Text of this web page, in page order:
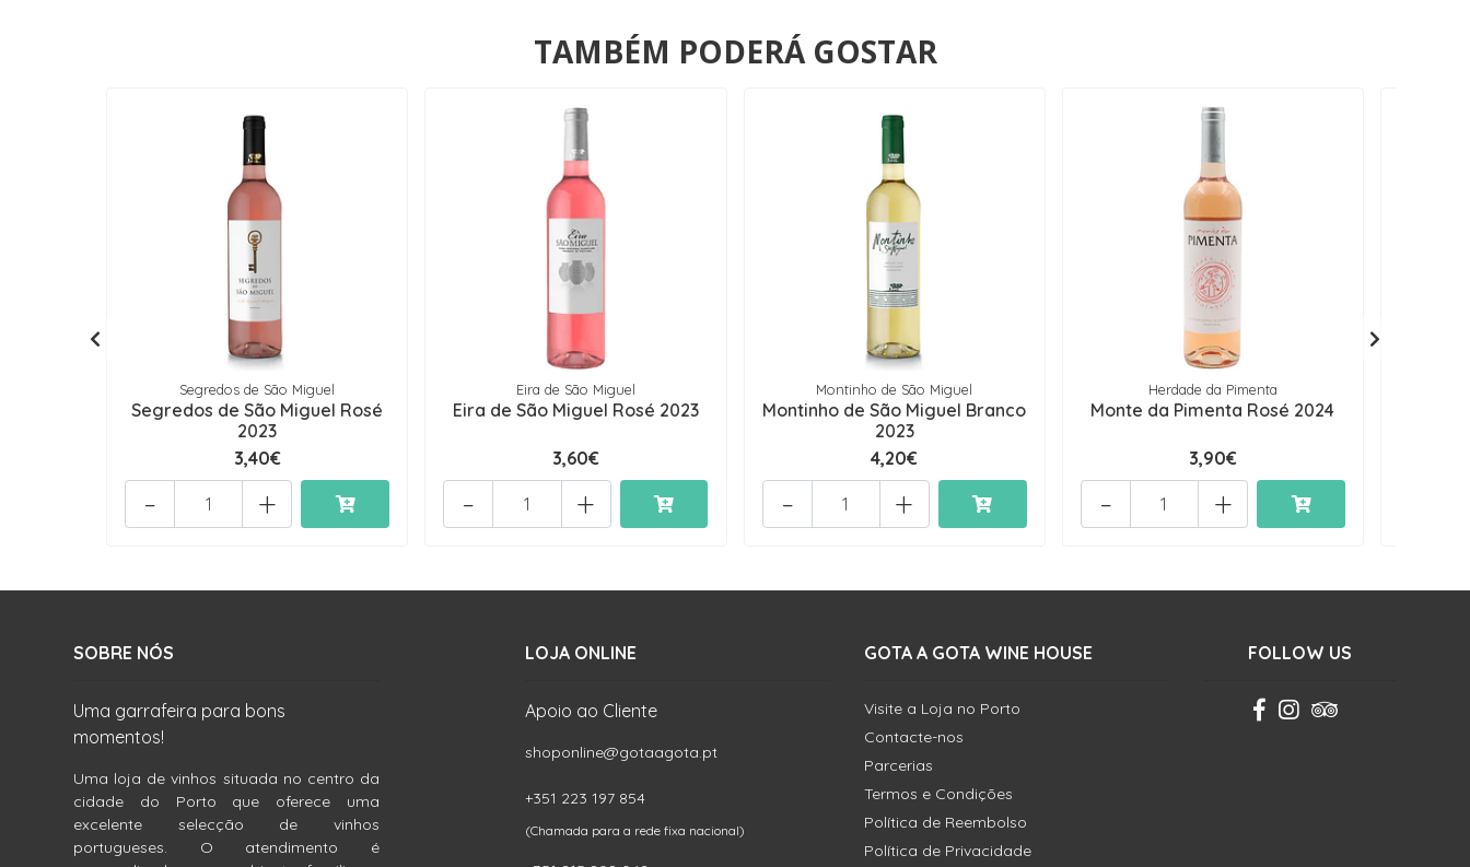
TAMBÉM PODERÁ GOSTAR
Segredos de São Miguel
Segredos de São Miguel Rosé
2023
3,40€
+
-
Eira de São Miguel
Eira de São Miguel Rosé 2023
3,60€
+
-
Montinho de São Miguel
Montinho de São Miguel Branco
2023
4,20€
+
-
Herdade da Pimenta
Monte da Pimenta Rosé 2024
3,90€
+
-
SOBRE NÓS
Uma garrafeira para bons
momentos!
Uma loja de vinhos situada no centro da
cidade do Porto que oferece uma
excelente selecção de vinhos
portugueses. O atendimento é
LOJA ONLINE
Apoio ao Cliente
shoponline@gotaagota.pt
+351 223 197 854
(Chamada para a rede fixa nacional)
GOTA A GOTA WINE HOUSE
Visite a Loja no Porto
Contacte-nos
Parcerias
Termos e Condições
Política de Reembolso
Política de Privacidade
FOLLOW US